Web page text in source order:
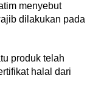
menyebut
dilakukan pada
produk telah
halal dari